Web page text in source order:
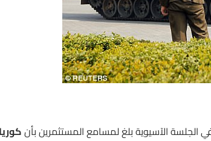
الآسيوية بلغ لمسامع المستثمرين بأنكوريا